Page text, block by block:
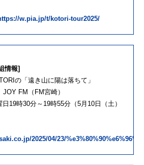
w.pia.jp/t/kotori-tour2025/
情報]
の「遠き山に陽は落ちて」
JOY FM（FM宮崎）
日19時30分～19時55分（5月10日（土）
2025/04/23/